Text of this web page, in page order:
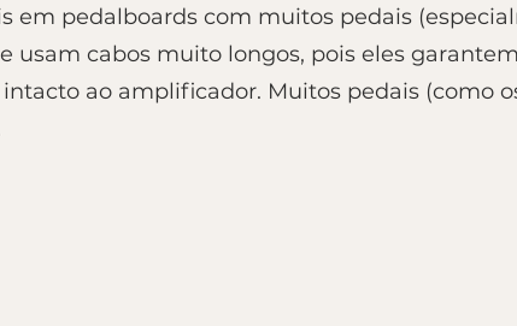
em pedalboards com muitos pedais
usam cabos muito longos, pois eles
ao amplificador. Muitos pedais (como